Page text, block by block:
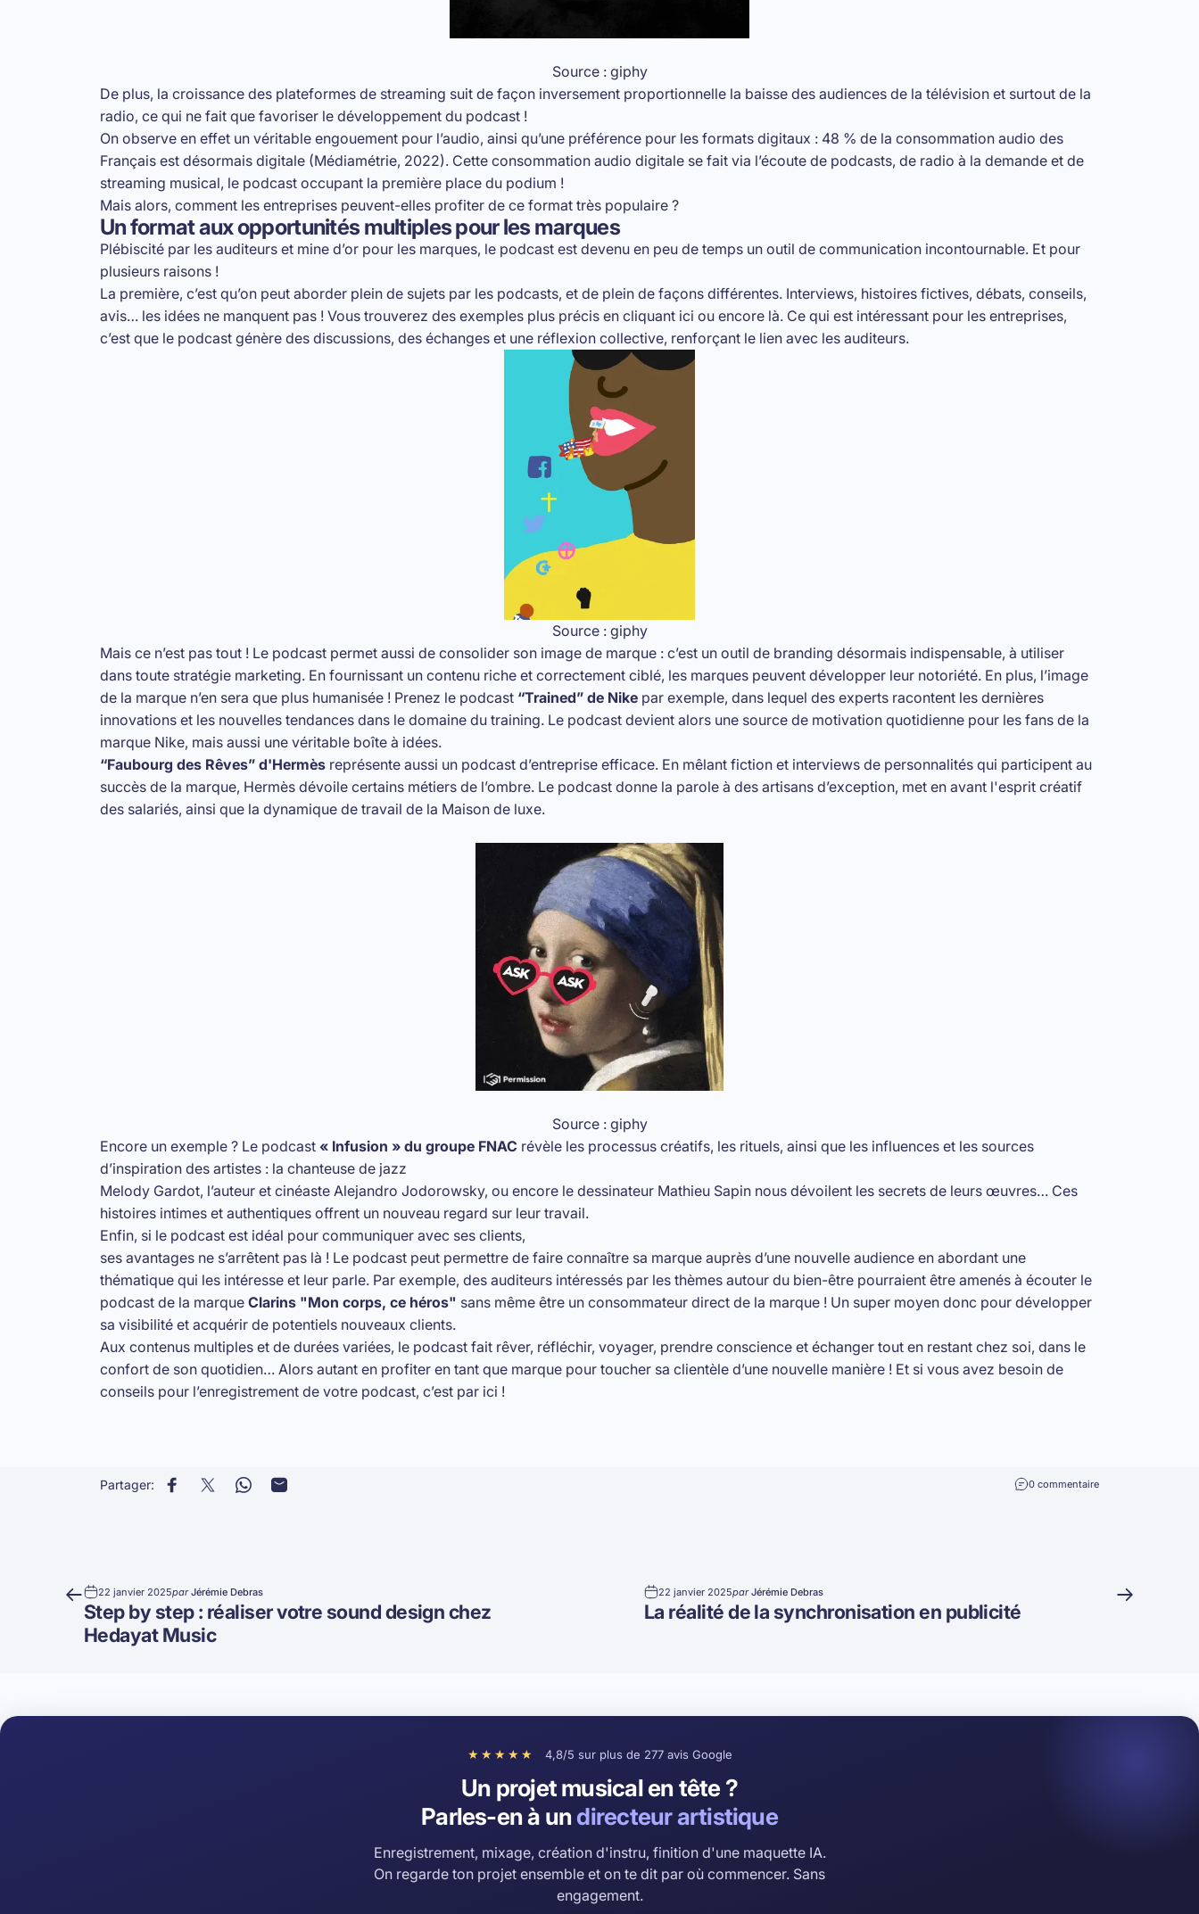
Source : giphy
De plus, la croissance des plateformes de streaming suit de façon inversement proportionnelle la baisse des audiences de la télévision et surtout de la
radio, ce qui ne fait que favoriser le développement du podcast !
On observe en effet un véritable engouement pour l’audio, ainsi qu’une préférence pour les formats digitaux : 48 % de la consommation audio des
Français est désormais digitale (Médiamétrie, 2022). Cette consommation audio digitale se fait via l’écoute de podcasts, de radio à la demande et de
streaming musical, le podcast occupant la première place du podium !
Mais alors, comment les entreprises peuvent-elles profiter de ce format très populaire ?
Un format aux opportunités multiples pour les marques
Plébiscité par les auditeurs et mine d’or pour les marques, le podcast est devenu en peu de temps un outil de communication incontournable. Et pour
plusieurs raisons !
La première, c’est qu’on peut aborder plein de sujets par les podcasts, et de plein de façons différentes. Interviews, histoires fictives, débats, conseils,
avis… les idées ne manquent pas ! Vous trouverez des exemples plus précis en cliquant ici ou encore là. Ce qui est intéressant pour les entreprises,
c’est que le podcast génère des discussions, des échanges et une réflexion collective, renforçant le lien avec les auditeurs.
Source : giphy
Mais ce n’est pas tout ! Le podcast permet aussi de consolider son image de marque : c’est un outil de branding désormais indispensable, à utiliser
dans toute stratégie marketing. En fournissant un contenu riche et correctement ciblé, les marques peuvent développer leur notoriété. En plus, l’image
de la marque n’en sera que plus humanisée ! Prenez le podcast “Trained” de Nike par exemple, dans lequel des experts racontent les dernières
innovations et les nouvelles tendances dans le domaine du training. Le podcast devient alors une source de motivation quotidienne pour les fans de la
marque Nike, mais aussi une véritable boîte à idées.
“Faubourg des Rêves” d'Hermès représente aussi un podcast d’entreprise efficace. En mêlant fiction et interviews de personnalités qui participent au
succès de la marque, Hermès dévoile certains métiers de l’ombre. Le podcast donne la parole à des artisans d’exception, met en avant l'esprit créatif
des salariés, ainsi que la dynamique de travail de la Maison de luxe.
Source : giphy
Encore un exemple ? Le podcast « Infusion » du groupe FNAC révèle les processus créatifs, les rituels, ainsi que les influences et les sources
d’inspiration des artistes : la chanteuse de jazz
Melody Gardot, l’auteur et cinéaste Alejandro Jodorowsky, ou encore le dessinateur Mathieu Sapin nous dévoilent les secrets de leurs œuvres… Ces
histoires intimes et authentiques offrent un nouveau regard sur leur travail.
Enfin, si le podcast est idéal pour communiquer avec ses clients,
ses avantages ne s’arrêtent pas là ! Le podcast peut permettre de faire connaître sa marque auprès d’une nouvelle audience en abordant une
thématique qui les intéresse et leur parle. Par exemple, des auditeurs intéressés par les thèmes autour du bien-être pourraient être amenés à écouter le
podcast de la marque Clarins "Mon corps, ce héros" sans même être un consommateur direct de la marque ! Un super moyen donc pour développer
sa visibilité et acquérir de potentiels nouveaux clients.
Aux contenus multiples et de durées variées, le podcast fait rêver, réfléchir, voyager, prendre conscience et échanger tout en restant chez soi, dans le
confort de son quotidien… Alors autant en profiter en tant que marque pour toucher sa clientèle d’une nouvelle manière ! Et si vous avez besoin de
conseils pour l’enregistrement de votre podcast, c’est par ici !
Partager: Partager sur Facebook
Partager sur X
Partager sur WhatsApp
Partager par Email 0 commentaire
22 janvier 2025parJérémie Debras
Step by step : réaliser votre sound design chez
Hedayat Music
22 janvier 2025parJérémie Debras
La réalité de la synchronisation en publicité
★★★★★ 4,8/5 sur plus de 277 avis Google
Un projet musical en tête ?
Parles-en à undirecteur artistique
Enregistrement, mixage, création d'instru, finition d'une maquette IA.
On regarde ton projet ensemble et on te dit par où commencer. Sans
engagement.